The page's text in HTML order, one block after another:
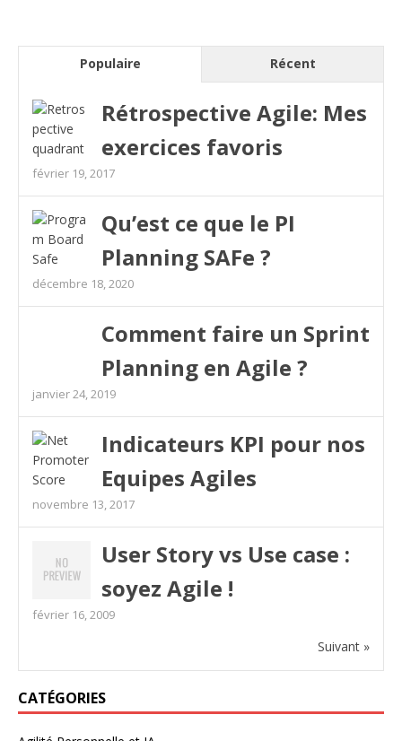
Populaire Récent
Rétrospective Agile: Mes
exercices favoris
février 19, 2017
Qu’est ce que le PI
Planning SAFe ?
décembre 18, 2020
Comment faire un Sprint
Planning en Agile ?
janvier 24, 2019
Indicateurs KPI pour nos
Equipes Agiles
novembre 13, 2017
User Story vs Use case :
soyez Agile !
février 16, 2009
Suivant »
CATÉGORIES